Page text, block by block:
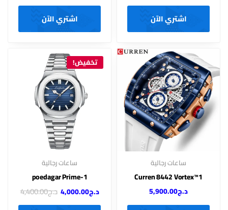
اشتري الآن اشتري الآن
ساعات رجالية
Curren 8442 Vortex™1
د.ج5,900.00
تخفيض!
ساعات رجالية
poedagar Prime-1
د.ج4,000.00 د.ج4,400.00